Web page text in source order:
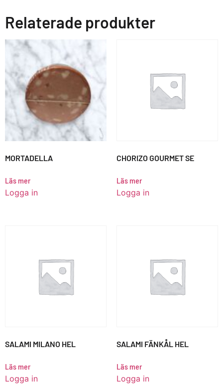
Relaterade produkter
MORTADELLA
Läs mer
Logga in
CHORIZO GOURMET SE
Läs mer
Logga in
SALAMI MILANO HEL
Läs mer
Logga in
SALAMI FÄNKÅL HEL
Läs mer
Logga in